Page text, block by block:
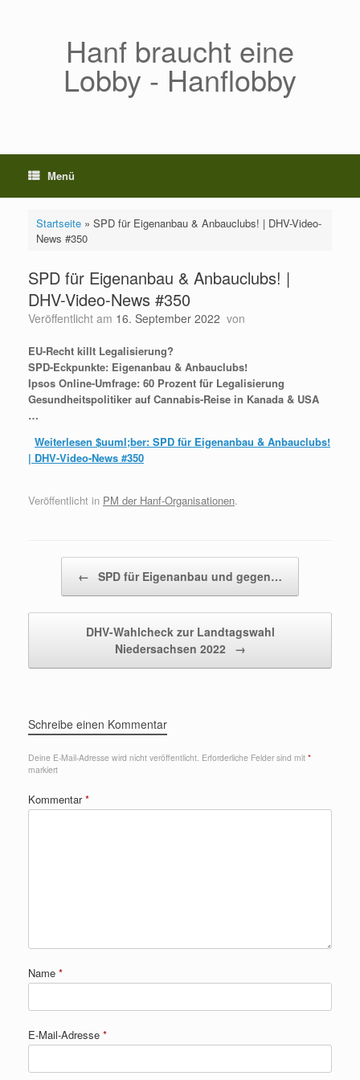
Hanf braucht eine
Lobby - Hanflobby
Menü
Startseite» SPD für Eigenanbau & Anbauclubs! | DHV-Video-
News #350
SPD für Eigenanbau & Anbauclubs! |
DHV-Video-News #350
Veröffentlicht am 16. September 2022 von
EU-Recht killt Legalisierung?
SPD-Eckpunkte: Eigenanbau & Anbauclubs!
Ipsos Online-Umfrage: 60 Prozent für Legalisierung
Gesundheitspolitiker auf Cannabis-Reise in Kanada & USA
…
Weiterlesen $uuml;ber: SPD für Eigenanbau & Anbauclubs!
| DHV-Video-News #350
Veröffentlicht in PM der Hanf-Organisationen.
← SPD für Eigenanbau und gegen…
DHV-Wahlcheck zur Landtagswahl
Niedersachsen 2022 →
Schreibe einen Kommentar
Deine E-Mail-Adresse wird nicht veröffentlicht. Erforderliche Felder sind mit *
markiert
Kommentar*
Name *
E-Mail-Adresse *